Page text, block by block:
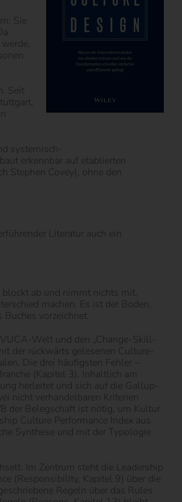
Sie
Seit
systemisch-
erkennbar auf etablierten
Covey), ohne den
Literatur auch ein
ab und nimmt nichts mit,
machen. Es ist der Boden,
vorzeichnet.
Welt und den „Change-Skill-
der rückwärts gelesenen Culture-
Die drei häufigsten Fehler −
(Kapitel 3). Inhaltlich am
herleitet und sich auf die Gallup-
verhandelbaren Kriterien
der Belegschaft ist nötig, um Kultur
Culture Performance Index aus
Synthese und mit der Typologie
Im Zentrum steht die Leadership
(Responsibility, Kapitel 9) über die
Regeln über das Rules